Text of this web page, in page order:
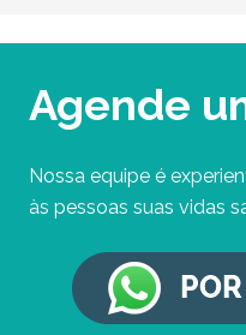
Agende
Nossa equipe é
às pessoas suas vidas